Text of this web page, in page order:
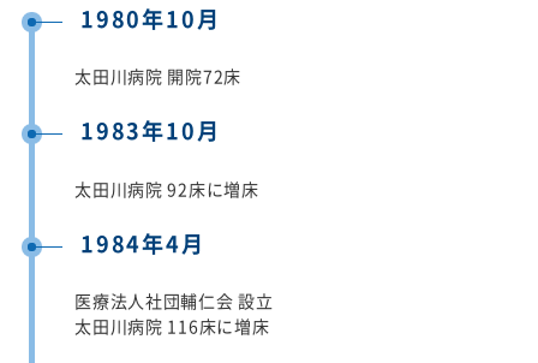
1980年10月
太田川病院 開院72床
1983年10月
太田川病院 92床に増床
1984年4月
医療法人社団輔仁会 設立
太田川病院 116床に増床